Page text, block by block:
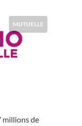
MUTUELLE
millions de